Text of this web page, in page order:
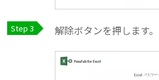
解除ボタンを押します。